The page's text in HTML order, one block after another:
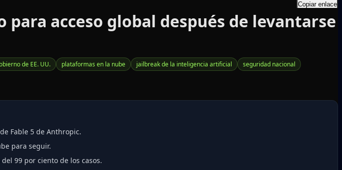
Copiar enlace
acceso global después de levantarse
de EE. UU. plataformas en la nube jailbreak de la inteligencia artificial
seguridad nacional
Fable 5 de Anthropic.
para seguir.
99 por ciento de los casos.